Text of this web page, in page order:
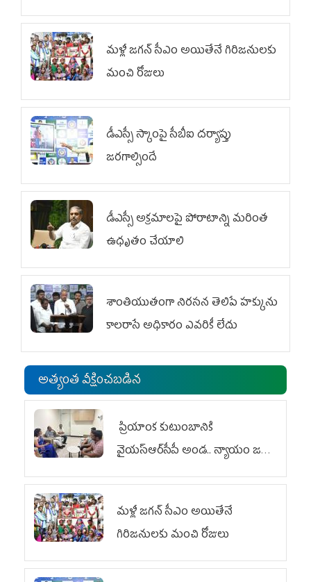
మళ్లీ జగన్ సీఎం అయితేనే గిరిజనులకు
మంచి రోజులు
డీఎస్సీ స్కాంపై సీబీఐ దర్యాప్తు
జరగాల్సిందే
డీఎస్సీ అక్రమాలపై పోరాటాన్ని మరింత
ఉధృతం చేయాలి
శాంతియుతంగా నిరసన తెలిపే హక్కును
కాలరాసే అధికారం ఎవరికీ లేదు
అత్యంత వీక్షించబడిన
ప్రియాంక కుటుంబానికి
వైయ‌స్ఆర్‌సీపీ అండ.. న్యాయం జరిగే
వరకు పోరాటం
మళ్లీ జగన్ సీఎం అయితేనే
గిరిజనులకు మంచి రోజులు